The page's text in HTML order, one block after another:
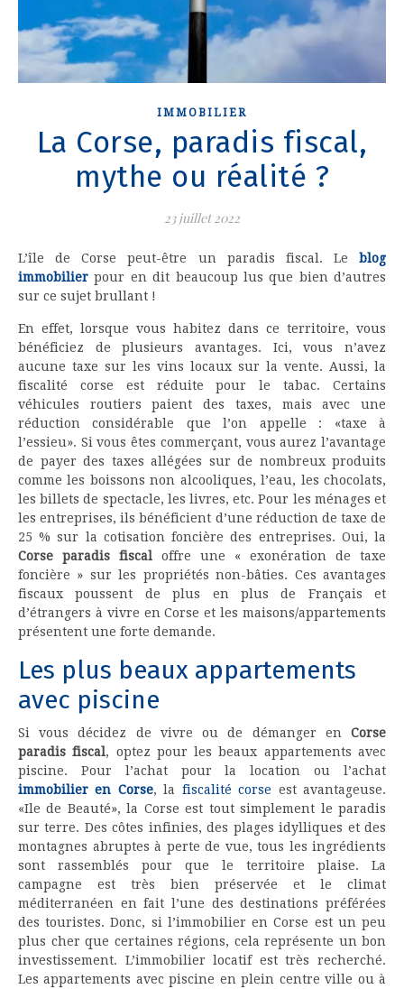
IMMOBILIER
La Corse, paradis fiscal,
mythe ou réalité ?
23 juillet 2022
L’île de Corse peut-être un paradis fiscal. Le blog
immobilier pour en dit beaucoup lus que bien d’autres
sur ce sujet brullant !
En effet, lorsque vous habitez dans ce territoire, vous
bénéficiez de plusieurs avantages. Ici, vous n’avez
aucune taxe sur les vins locaux sur la vente. Aussi, la
fiscalité corse est réduite pour le tabac. Certains
véhicules routiers paient des taxes, mais avec une
réduction considérable que l’on appelle : «taxe à
l’essieu». Si vous êtes commerçant, vous aurez l’avantage
de payer des taxes allégées sur de nombreux produits
comme les boissons non alcooliques, l’eau, les chocolats,
les billets de spectacle, les livres, etc. Pour les ménages et
les entreprises, ils bénéficient d’une réduction de taxe de
25 % sur la cotisation foncière des entreprises. Oui, la
Corse paradis fiscal offre une « exonération de taxe
foncière » sur les propriétés non-bâties. Ces avantages
fiscaux poussent de plus en plus de Français et
d’étrangers à vivre en Corse et les maisons/appartements
présentent une forte demande.
Les plus beaux appartements
avec piscine
Si vous décidez de vivre ou de démanger en Corse
paradis fiscal, optez pour les beaux appartements avec
piscine. Pour l’achat pour la location ou l’achat
immobilier en Corse, la fiscalité corse est avantageuse.
«Ile de Beauté», la Corse est tout simplement le paradis
sur terre. Des côtes infinies, des plages idylliques et des
montagnes abruptes à perte de vue, tous les ingrédients
sont rassemblés pour que le territoire plaise. La
campagne est très bien préservée et le climat
méditerranéen en fait l’une des destinations préférées
des touristes. Donc, si l’immobilier en Corse est un peu
plus cher que certaines régions, cela représente un bon
investissement. L’immobilier locatif est très recherché.
Les appartements avec piscine en plein centre ville ou à